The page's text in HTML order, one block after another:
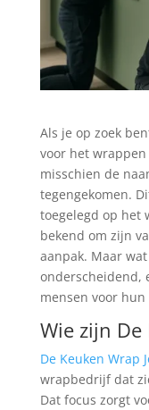
Als je op zoek
voor het
misschien de
tegengekomen.
toegelegd op het
bekend om zijn
aanpak. Maar
onderscheidend,
mensen voor hun
Wie zijn De
De Keuken Wrap
wrapbedrijf dat
Dat focus zorgt